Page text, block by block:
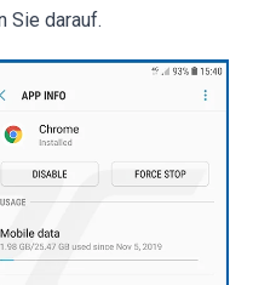
Sie darauf.